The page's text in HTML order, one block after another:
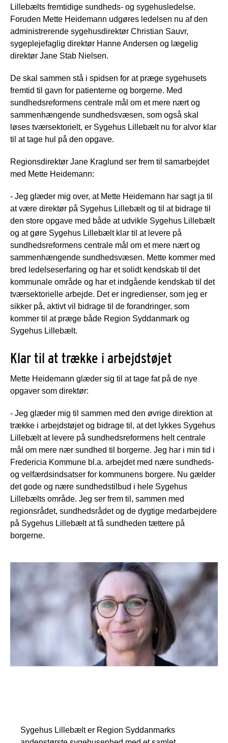
Lillebælts fremtidige sundheds- og sygehusledelse.
Foruden Mette Heidemann udgøres ledelsen nu af den
administrerende sygehusdirektør Christian Sauvr,
sygeplejefaglig direktør Hanne Andersen og lægelig
direktør Jane Stab Nielsen.
De skal sammen stå i spidsen for at præge sygehusets
fremtid til gavn for patienterne og borgerne. Med
sundhedsreformens centrale mål om et mere nært og
sammenhængende sundhedsvæsen, som også skal
løses tværsektorielt, er Sygehus Lillebælt nu for alvor klar
til at tage hul på den opgave.
Regionsdirektør Jane Kraglund ser frem til samarbejdet
med Mette Heidemann:
- Jeg glæder mig over, at Mette Heidemann har sagt ja til
at være direktør på Sygehus Lillebælt og til at bidrage til
den store opgave med både at udvikle Sygehus Lillebælt
og at gøre Sygehus Lillebælt klar til at levere på
sundhedsreformens centrale mål om et mere nært og
sammenhængende sundhedsvæsen. Mette kommer med
bred ledelseserfaring og har et solidt kendskab til det
kommunale område og har et indgående kendskab til det
tværsektorielle arbejde. Det er ingredienser, som jeg er
sikker på, aktivt vil bidrage til de forandringer, som
kommer til at præge både Region Syddanmark og
Sygehus Lillebælt.
Klar til at trække i arbejdstøjet
Mette Heidemann glæder sig til at tage fat på de nye
opgaver som direktør:
- Jeg glæder mig til sammen med den øvrige direktion at
trække i arbejdstøjet og bidrage til, at det lykkes Sygehus
Lillebælt at levere på sundhedsreformens helt centrale
mål om mere nær sundhed til borgerne. Jeg har i min tid i
Fredericia Kommune bl.a. arbejdet med nære sundheds-
og velfærdsindsatser for kommunens borgere. Nu gælder
det gode og nære sundhedstilbud i hele Sygehus
Lillebælts område. Jeg ser frem til, sammen med
regionsrådet, sundhedsrådet og de dygtige medarbejdere
på Sygehus Lillebælt at få sundheden tættere på
borgerne.
Sygehus Lillebælt er Region Syddanmarks